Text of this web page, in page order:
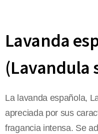
Lavanda
(Lavandula
La lavanda española,
apreciada por sus
fragancia intensa. Se